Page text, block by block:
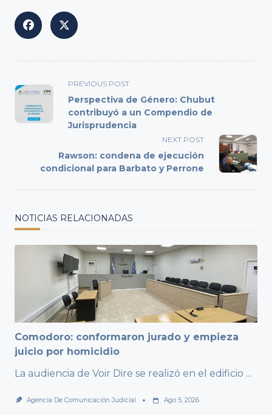
<span
class="nav-
subtitle
screen-
text">Page</span>
PREVIOUS POST
Perspectiva de Género: Chubut
contribuyó a un Compendio de
Jurisprudencia
NEXT POST
Rawson: condena de ejecución
condicional para Barbato y Perrone
NOTICIAS RELACIONADAS
Comodoro: conformaron jurado y empieza
juicio por homicidio
La audiencia de Voir Dire se realizó en el edificio ...
Agencia De Comunicación Judicial Ago 5, 2026